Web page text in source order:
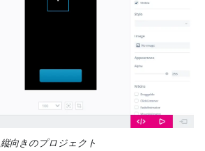
縦向きのプロジェクト